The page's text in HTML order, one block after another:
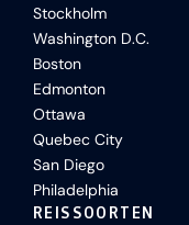
Stockholm
Washington D.C.
Boston
Edmonton
Ottawa
Quebec City
San Diego
Philadelphia
REISSOORTEN